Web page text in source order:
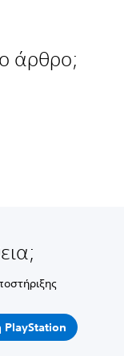
άρθρο;
PlayStation